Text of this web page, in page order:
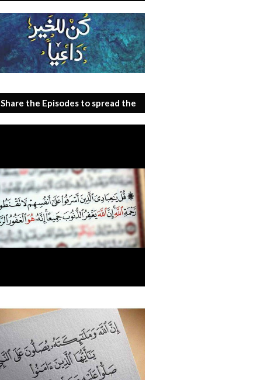
Share the Episodes to spread the
benefit